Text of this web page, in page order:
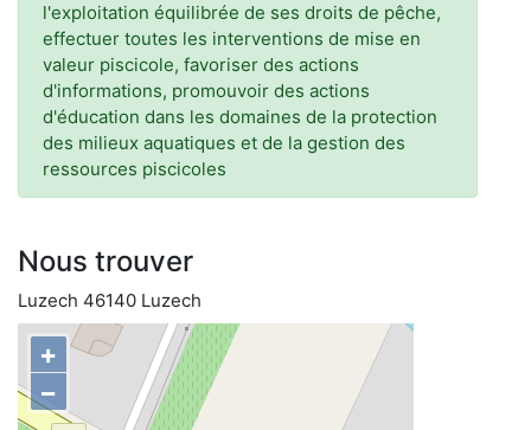
l'exploitation équilibrée de ses droits de pêche,
effectuer toutes les interventions de mise en
valeur piscicole, favoriser des actions
d'informations, promouvoir des actions
d'éducation dans les domaines de la protection
des milieux aquatiques et de la gestion des
ressources piscicoles
Nous trouver
Luzech 46140 Luzech
+
−